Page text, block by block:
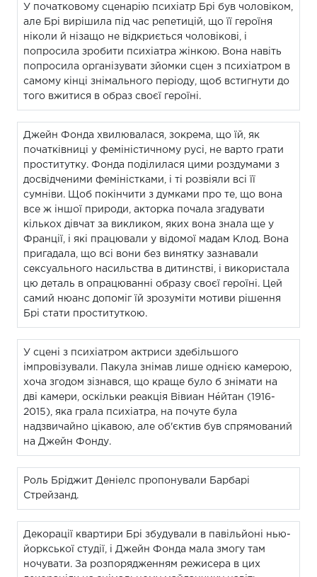
У початковому сценарію психіатр Брі був чоловіком,
але Брі вирішила під час репетицій, що її героїня
ніколи й нізащо не відкриється чоловікові, і
попросила зробити психіатра жінкою. Вона навіть
попросила організувати зйомки сцен з психіатром в
самому кінці знімального періоду, щоб встигнути до
того вжитися в образ своєї героїні.
Джейн Фонда хвилювалася, зокрема, що їй, як
початківниці у феміністичному русі, не варто грати
проститутку. Фонда поділилася цими роздумами з
досвідченими феміністками, і ті розвіяли всі її
сумніви. Щоб покінчити з думками про те, що вона
все ж іншої природи, акторка почала згадувати
кількох дівчат за викликом, яких вона знала ще у
Франції, і які працювали у відомої мадам Клод. Вона
пригадала, що всі вони без винятку зазнавали
сексуального насильства в дитинстві, і використала
цю деталь в опрацюванні образу своєї героїні. Цей
самий нюанс допоміг їй зрозуміти мотиви рішення
Брі стати проституткою.
У сцені з психіатром актриси здебільшого
імпровізували. Пакула знімав лише однією камерою,
хоча згодом зізнався, що краще було б знімати на
дві камери, оскільки реакція Вівиан Не́йтан (1916-
2015), яка грала психіатра, на почуте була
надзвичайно цікавою, але об'єктив був спрямований
на Джейн Фонду.
Роль Бріджит Деніелс пропонували Барбарі
Стрейзанд.
Декорації квартири Брі збудували в павільйоні нью-
йоркської студії, і Джейн Фонда мала змогу там
ночувати. За розпорядженням режисера в цих